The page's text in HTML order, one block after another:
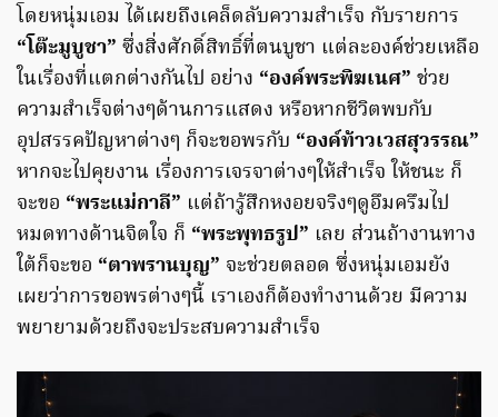
โดยหนุ่มเอม ได้เผยถึงเคล็ดลับความสำเร็จ กับรายการ
“โต๊ะมูบูชา” ซึ่งสิ่งศักดิ์สิทธิ์ที่ตนบูชา แต่ละองค์ช่วยเหลือ
ในเรื่องที่แตกต่างกันไป อย่าง “องค์พระพิฆเนศ” ช่วย
ความสำเร็จต่างๆด้านการแสดง หรือหากชีวิตพบกับ
อุปสรรคปัญหาต่างๆ ก็จะขอพรกับ “องค์ท้าวเวสสุวรรณ”
หากจะไปคุยงาน เรื่องการเจรจาต่างๆให้สำเร็จ ให้ชนะ ก็
จะขอ “พระแม่กาลี” แต่ถ้ารู้สึกหงอยจริงๆดูอึมครึมไป
หมดทางด้านจิตใจ ก็ “พระพุทธรูป” เลย ส่วนถ้างานทาง
ใต้ก็จะขอ “ตาพรานบุญ” จะช่วยตลอด ซึ่งหนุ่มเอมยัง
เผยว่าการขอพรต่างๆนี้ เราเองก็ต้องทำงานด้วย มีความ
พยายามด้วยถึงจะประสบความสำเร็จ